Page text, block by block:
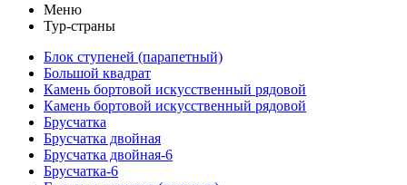
Меню
Тур-страны
Блок ступеней (парапетный)
Большой квадрат
Камень бортовой искусственный рядовой
Камень бортовой искусственный рядовой
Брусчатка
Брусчатка двойная
Брусчатка двойная-6
Брусчатка-6